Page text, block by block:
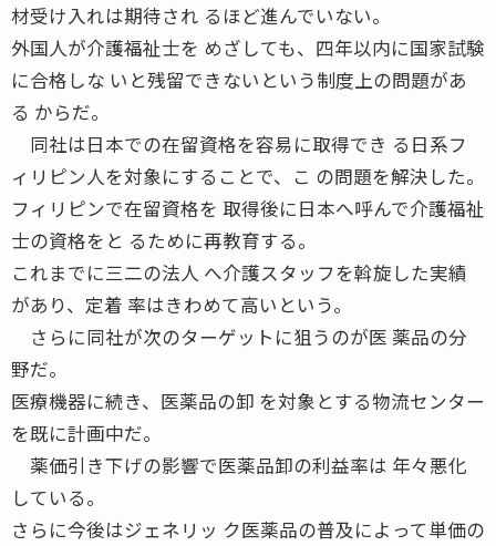
材受け入れは期待され るほど進んでいない。
外国人が介護福祉士を めざしても、四年以内に国家試験
に合格しな いと残留できないという制度上の問題があ
る からだ。
同社は日本での在留資格を容易に取得でき る日系フ
ィリピン人を対象にすることで、こ の問題を解決した。
フィリピンで在留資格を 取得後に日本へ呼んで介護福祉
士の資格をと るために再教育する。
これまでに三二の法人 へ介護スタッフを斡旋した実績
があり、定着 率はきわめて高いという。
さらに同社が次のターゲットに狙うのが医 薬品の分
野だ。
医療機器に続き、医薬品の卸 を対象とする物流センター
を既に計画中だ。
薬価引き下げの影響で医薬品卸の利益率は 年々悪化
している。
さらに今後はジェネリッ ク医薬品の普及によって単価の